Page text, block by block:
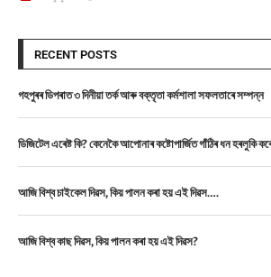
RECENT POSTS
গহপুৰৰ ডিপৰাত ৩ দিনীয়া তৰ্ক আৰু বক্তৃতা কৰ্মশালা সফলতাৰে সম্পন্ন
ডিজিটেল এৰেষ্ট কি? কেনেকৈ আপোনাৰ কষ্টোপাৰ্জিত গাঁঠিৰ ধন হৰলুকি
আজি বিশ্ব চাইকেল দিৱস, কিয় পালন কৰা হয় এই দিৱস….
আজি বিশ্ব কাছ দিৱস, কিয় পালন কৰা হয় এই দিৱস?